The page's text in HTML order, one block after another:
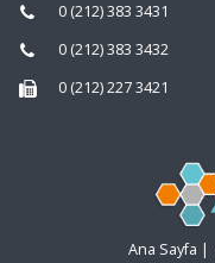
0 (212) 383 3431
0 (212) 383 3432
0 (212) 227 3421
Ana Sayfa |